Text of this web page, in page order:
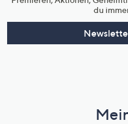
du